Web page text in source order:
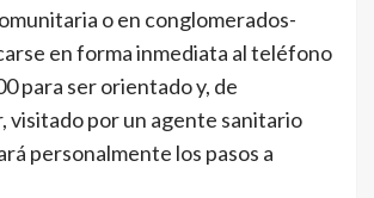
o en conglomerados-
en forma inmediata al teléfono
para ser orientado y, de
visitado por un agente sanitario
personalmente los pasos a